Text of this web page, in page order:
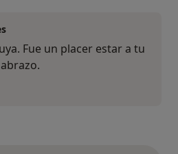
Fue un placer estar a tu